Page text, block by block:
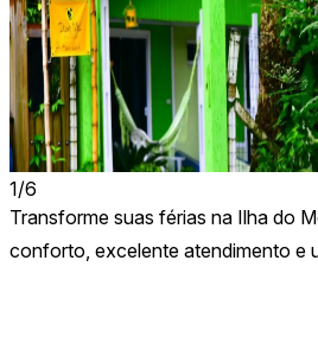
1/6
Transforme suas férias na Ilha do
conforto, excelente atendimento e